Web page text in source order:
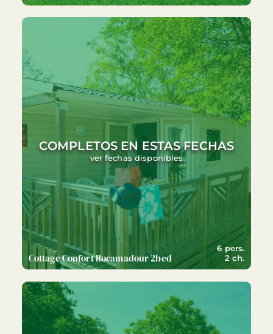
COMPLETOS EN ESTAS FECHAS
ver fechas disponibles
Cottage Confort Rocamadour 2bed
6 pers.
2 ch.